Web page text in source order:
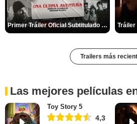
Primer Tráiler Oficial Subtitulado de 'Una última aventura: Detrás de cámaras de Stranger Things 5'
Trailers más
Las mejores películas
Toy Story 5
4,3